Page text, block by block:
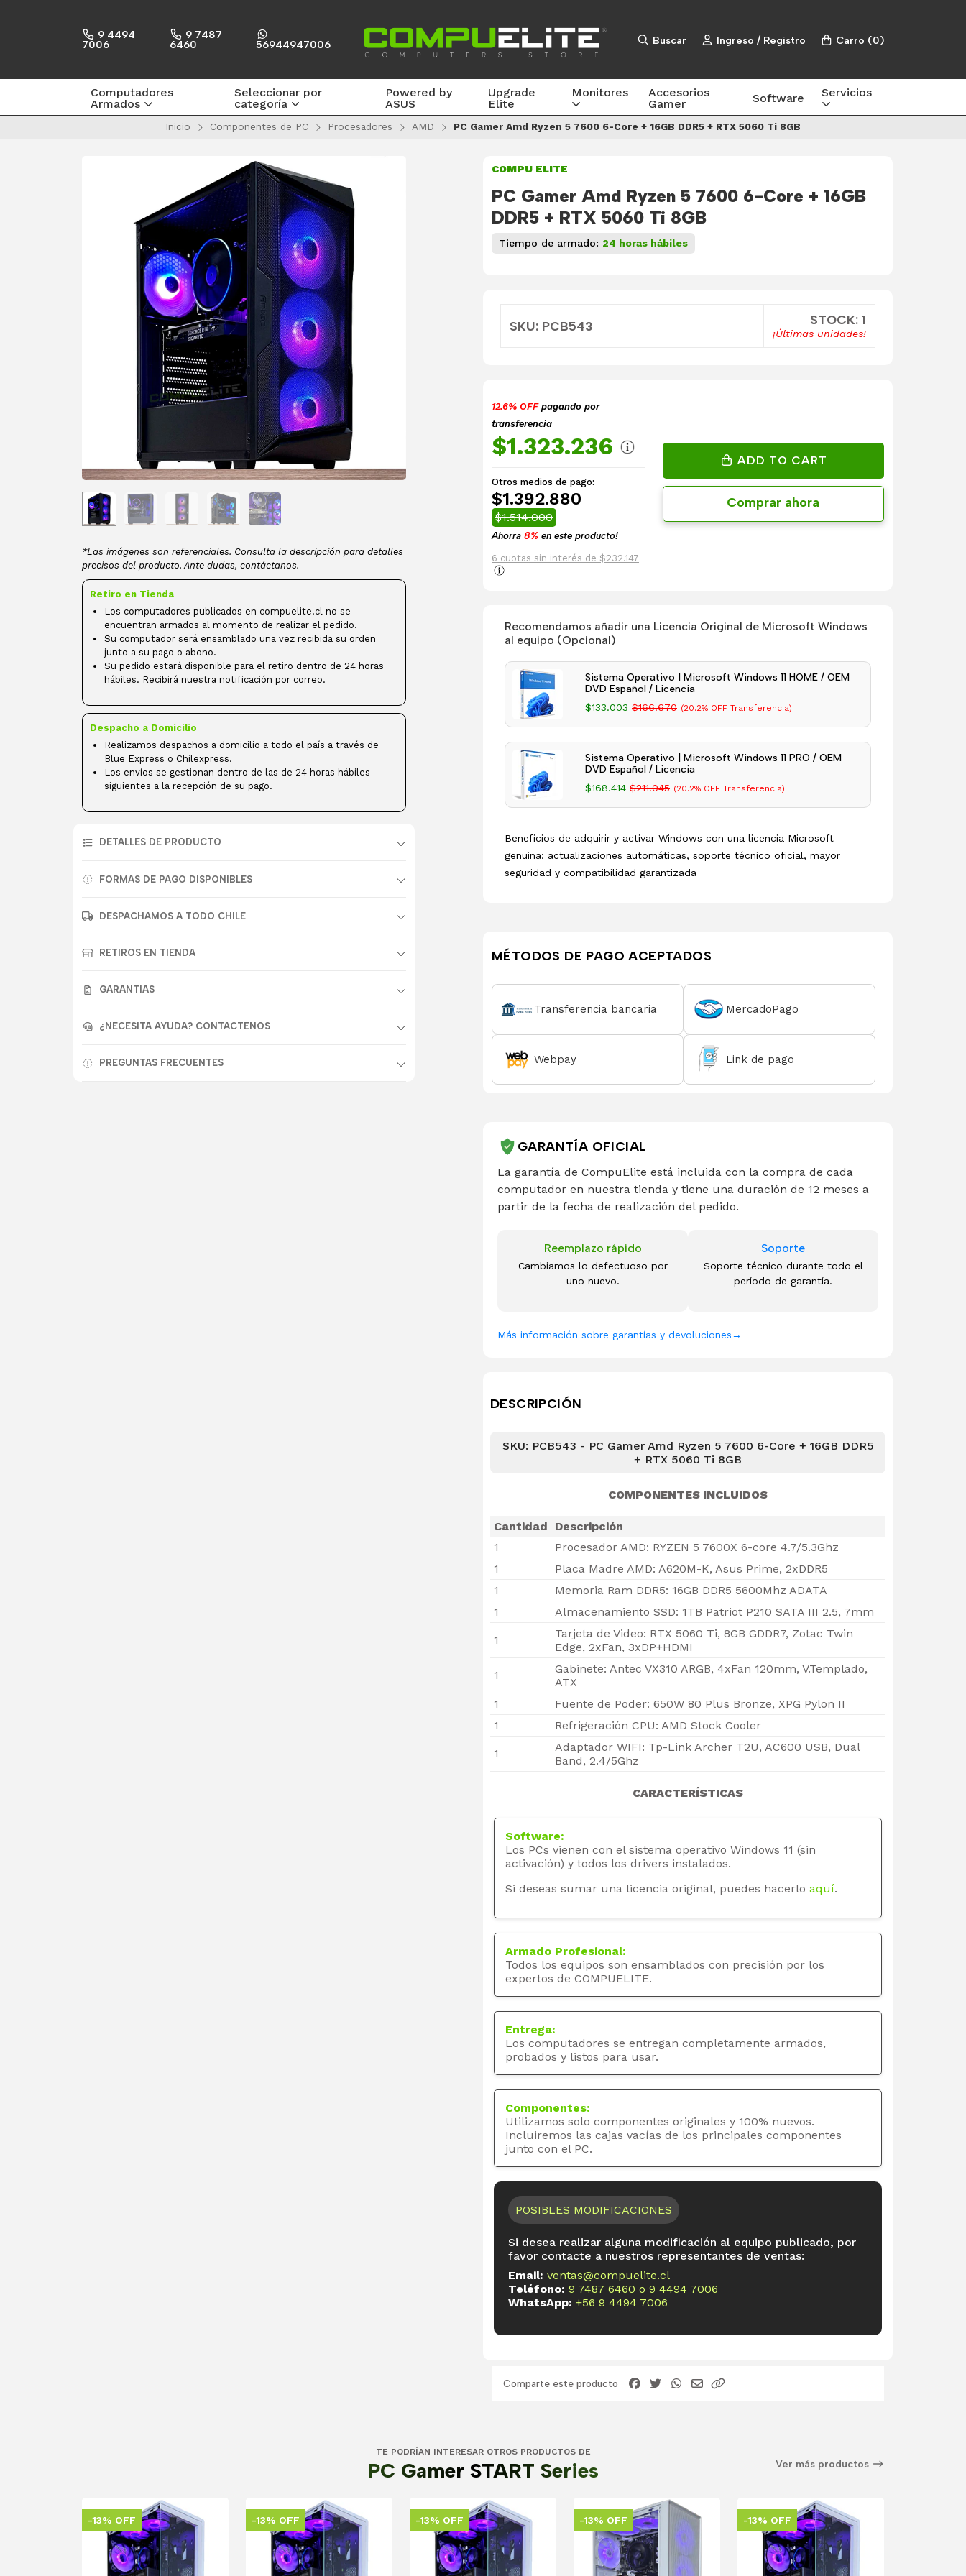
9 4494
7006
9 7487
6460 56944947006 Buscar Ingreso / Registro Carro (0)
Computadores
Armados
Seleccionar por
categoría
Powered by
ASUS
Upgrade
Elite
Monitores
Accesorios
Gamer
Software Servicios
Inicio Componentes de PC Procesadores AMD PC Gamer Amd Ryzen 5 7600 6-Core + 16GB DDR5 + RTX 5060 Ti 8GB
*Las imágenes son referenciales. Consulta la descripción para detalles
precisos del producto. Ante dudas, contáctanos.
Retiro en Tienda
Los computadores publicados en compuelite.cl no se
encuentran armados al momento de realizar el pedido.
Su computador será ensamblado una vez recibida su orden
junto a su pago o abono.
Su pedido estará disponible para el retiro dentro de 24 horas
hábiles. Recibirá nuestra notificación por correo.
Despacho a Domicilio
Realizamos despachos a domicilio a todo el país a través de
Blue Express o Chilexpress.
Los envíos se gestionan dentro de las de 24 horas hábiles
siguientes a la recepción de su pago.
DETALLES DE PRODUCTO
FORMAS DE PAGO DISPONIBLES
DESPACHAMOS A TODO CHILE
RETIROS EN TIENDA
GARANTIAS
¿NECESITA AYUDA? CONTACTENOS
PREGUNTAS FRECUENTES
COMPU ELITE
PC Gamer Amd Ryzen 5 7600 6-Core + 16GB
DDR5 + RTX 5060 Ti 8GB
Tiempo de armado: 24 horas hábiles
SKU: PCB543 STOCK: 1
¡Últimas unidades!
12.6% OFFpagando por
transferencia
$1.323.236
Otros medios de pago:
$1.392.880
$1.514.000
Ahorra 8% en este producto!
6 cuotas sin interés de $232.147
ADD TO CART
Comprar ahora
Recomendamos añadir una Licencia Original de Microsoft Windows
al equipo (Opcional)
Sistema Operativo | Microsoft Windows 11 HOME / OEM
DVD Español / Licencia
$133.003 $166.670 (20.2% OFF Transferencia)
Sistema Operativo | Microsoft Windows 11 PRO / OEM
DVD Español / Licencia
$168.414 $211.045 (20.2% OFF Transferencia)
Beneficios de adquirir y activar Windows con una licencia Microsoft
genuina: actualizaciones automáticas, soporte técnico oficial, mayor
seguridad y compatibilidad garantizada
MÉTODOS DE PAGO ACEPTADOS
Transferencia bancaria MercadoPago
Webpay Link de pago
GARANTÍA OFICIAL
La garantía de CompuElite está incluida con la compra de cada
computador en nuestra tienda y tiene una duración de 12 meses a
partir de la fecha de realización del pedido.
Reemplazo rápido
Cambiamos lo defectuoso por
uno nuevo.
Soporte
Soporte técnico durante todo el
período de garantía.
Más información sobre garantías y devoluciones→
DESCRIPCIÓN
SKU: PCB543 - PC Gamer Amd Ryzen 5 7600 6-Core + 16GB DDR5
+ RTX 5060 Ti 8GB
COMPONENTES INCLUIDOS
Cantidad
Descripción
1
Procesador AMD: RYZEN 5 7600X 6-core 4.7/5.3Ghz
1
Placa Madre AMD: A620M-K, Asus Prime, 2xDDR5
1
Memoria Ram DDR5: 16GB DDR5 5600Mhz ADATA
1
Almacenamiento SSD: 1TB Patriot P210 SATA III 2.5, 7mm
1
Tarjeta de Video: RTX 5060 Ti, 8GB GDDR7, Zotac Twin
Edge, 2xFan, 3xDP+HDMI
1
Gabinete: Antec VX310 ARGB, 4xFan 120mm, V.Templado,
ATX
1
Fuente de Poder: 650W 80 Plus Bronze, XPG Pylon II
1
Refrigeración CPU: AMD Stock Cooler
1
Adaptador WIFI: Tp-Link Archer T2U, AC600 USB, Dual
Band, 2.4/5Ghz
CARACTERÍSTICAS
Software:
Los PCs vienen con el sistema operativo Windows 11 (sin
activación) y todos los drivers instalados.
Si deseas sumar una licencia original, puedes hacerlo aquí.
Armado Profesional:
Todos los equipos son ensamblados con precisión por los
expertos de COMPUELITE.
Entrega:
Los computadores se entregan completamente armados,
probados y listos para usar.
Componentes:
Utilizamos solo componentes originales y 100% nuevos.
Incluiremos las cajas vacías de los principales componentes
junto con el PC.
POSIBLES MODIFICACIONES
Si desea realizar alguna modificación al equipo publicado, por
favor contacte a nuestros representantes de ventas:
Email: ventas@compuelite.cl
Teléfono: 9 7487 6460 o 9 4494 7006
WhatsApp: +56 9 4494 7006
Comparte este producto
TE PODRÍAN INTERESAR OTROS PRODUCTOS DE
PC Gamer START Series Ver más productos
-13% OFF -13% OFF -13% OFF -13% OFF -13% OFF